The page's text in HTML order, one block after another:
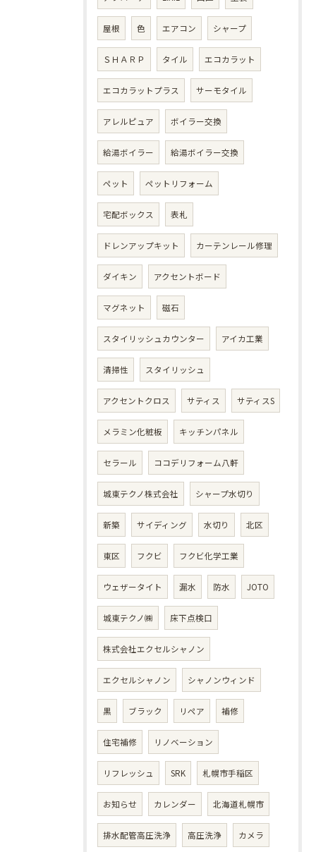
屋根 色 エアコン シャープ
ＳＨＡＲＰ タイル エコカラット
エコカラットプラス サーモタイル
アレルピュア ボイラー交換
給湯ボイラー 給湯ボイラー交換
ペット ペットリフォーム
宅配ボックス 表札
ドレンアップキット カーテンレール修理
ダイキン アクセントボード
マグネット 磁石
スタイリッシュカウンター アイカ工業
清掃性 スタイリッシュ
アクセントクロス サティス サティスS
メラミン化粧板 キッチンパネル
セラール ココデリフォーム八軒
城東テクノ株式会社 シャープ水切り
新築 サイディング 水切り 北区
東区 フクビ フクビ化学工業
ウェザータイト 漏水 防水 JOTO
城東テクノ㈱ 床下点検口
株式会社エクセルシャノン
エクセルシャノン シャノンウィンド
黒 ブラック リペア 補修
住宅補修 リノベーション
リフレッシュ SRK 札幌市手稲区
お知らせ カレンダー 北海道札幌市
排水配管高圧洗浄 高圧洗浄 カメラ